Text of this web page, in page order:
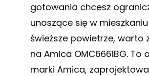
gotowania chcesz
unoszące się w
świeższe powietrze, warto
na Amica OMC6661BG. To
marki Amica,